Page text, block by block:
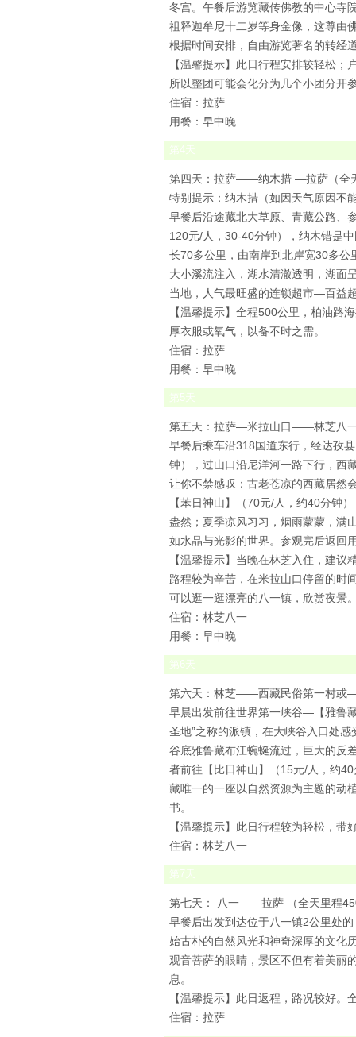
冬宫。午餐后游览藏传佛教的中心
祖释迦牟尼十二岁等身金像，这尊由
根据时间安排，自由游览著名的转经
【温馨提示】此日行程安排较轻松
所以整团可能会化分为几个小团分开
住宿：拉萨
用餐：早中晚
第4天
第四天：拉萨——纳木措 —拉萨（全
特别提示：纳木措（如因天气原因不
早餐后沿途藏北大草原、青藏公路、
120元/人，30-40分钟），纳木错是
长70多公里，由南岸到北岸宽30多
大小溪流注入，湖水清澈透明，湖面
当地，人气最旺盛的连锁超市—百益
【温馨提示】全程500公里，柏油路
厚衣服或氧气，以备不时之需。
住宿：拉萨
用餐：早中晚
第5天
第五天：拉萨—米拉山口——林芝八
早餐后乘车沿318国道东行，经达孜
钟），过山口沿尼洋河一路下行，西
让你不禁感叹：古老苍凉的西藏居然
【苯日神山】（70元/人，约40分钟
盎然；夏季凉风习习，烟雨蒙蒙，满
如水晶与光影的世界。参观完后返回
【温馨提示】当晚在林芝入住，建
路程较为辛苦，在米拉山口停留的时
可以逛一逛漂亮的八一镇，欣赏夜景
住宿：林芝八一
用餐：早中晚
第6天
第六天：林芝——西藏民俗第一村或
早晨出发前往世界第一峡谷—【雅鲁
圣地”之称的派镇，在大峡谷入口处
谷底雅鲁藏布江蜿蜒流过，巨大的反
者前往【比日神山】（15元/人，约
藏唯一的一座以自然资源为主题的动
书。
【温馨提示】此日行程较为轻松，
住宿：林芝八一
第7天
第七天： 八一——拉萨 （全天里程
早餐后出发到达位于八一镇2公里处
始古朴的自然风光和神奇深厚的文化
观音菩萨的眼睛，景区不但有着美丽
息。
【温馨提示】此日返程，路况较好
住宿：拉萨